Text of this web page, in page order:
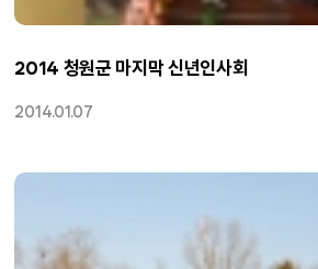
2014 청원군 마지막 신년인사회
2014.01.07